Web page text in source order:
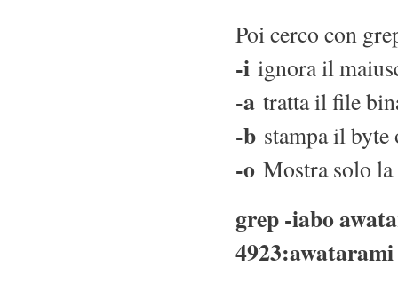
Poi cerco con
-i ignora il
-a tratta il file
-b stampa il byte
-o Mostra solo
grep -iabo
4923:awatarami